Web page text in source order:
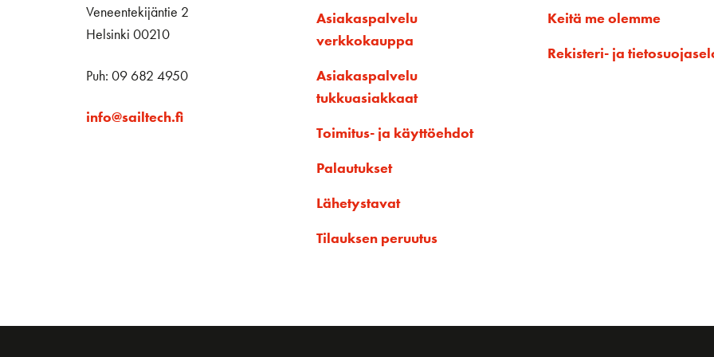
Veneentekijäntie 2
Helsinki 00210
Puh: 09 682 4950
info@sailtech.fi
Asiakaspalvelu
verkkokauppa
Asiakaspalvelu
tukkuasiakkaat
Toimitus- ja käyttöehdot
Palautukset
Lähetystavat
Tilauksen peruutus
Keitä me olemme
Rekisteri- ja